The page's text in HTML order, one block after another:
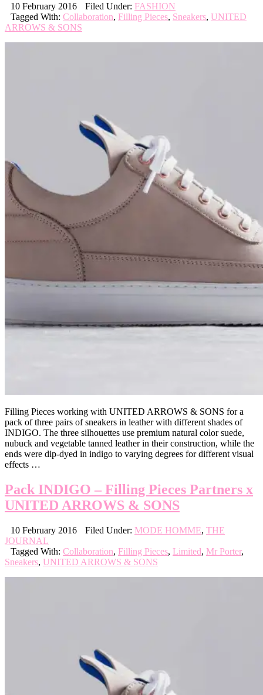
10 February 2016 Filed Under: FASHION
Tagged With: Collaboration, Filling Pieces, Sneakers, UNITED
ARROWS & SONS
Filling Pieces working with UNITED ARROWS & SONS for a
pack of three pairs of sneakers in leather with different shades of
INDIGO. The three silhouettes use premium natural color suede,
nubuck and vegetable tanned leather in their construction, while the
ends were dip-dyed in indigo to varying degrees for different visual
effects …
Pack INDIGO – Filling Pieces Partners x
UNITED ARROWS & SONS
10 February 2016 Filed Under: MODE HOMME, THE
JOURNAL
Tagged With: Collaboration, Filling Pieces, Limited, Mr Porter,
Sneakers, UNITED ARROWS & SONS